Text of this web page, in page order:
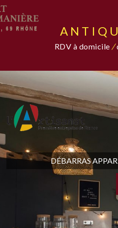
RDV à domicile /
DÉBARRAS